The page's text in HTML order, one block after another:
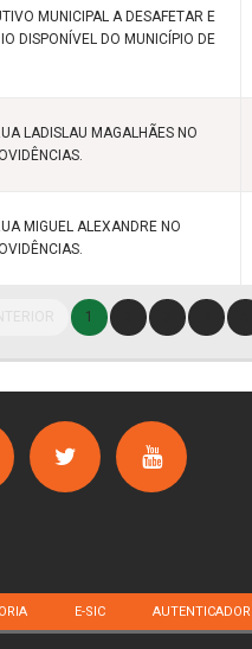
MUNICIPAL A DESAFETAR E
DISPONÍVEL DO MUNICÍPIO DE
LADISLAU MAGALHÃES NO
MIGUEL ALEXANDRE NO
1
E-SIC AUTENTICADOR